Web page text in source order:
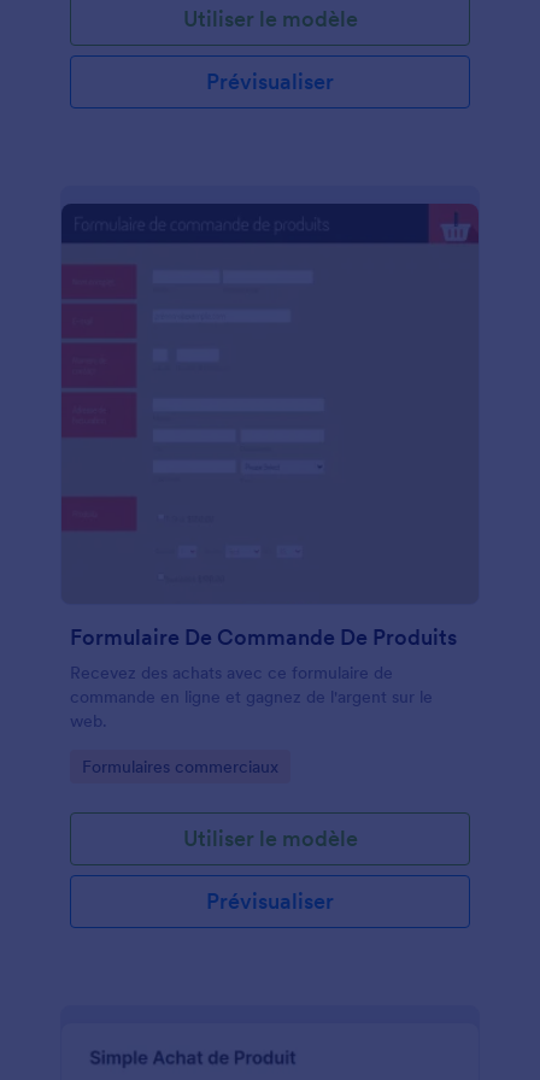
identification unique pour le suivi. Utilisez-le
gratuitement dès aujourd'hui, et ajoutez facilement
des champs de formulaire supplémentaires ou des
marques grâce au générateur de formulaires par
Utiliser le modèle
Prévisualiser
Formulaire De Commande De Produits
Recevez des achats avec ce formulaire de
commande en ligne et gagnez de l'argent sur le
web.
Go to Category:
Formulaires commerciaux
Utiliser le modèle
Prévisualiser